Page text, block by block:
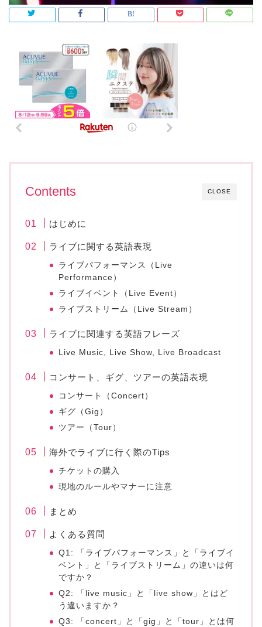
CLOSE
Contents
はじめに
ライブに関する英語表現
ライブパフォーマンス（Live
Performance）
ライブイベント（Live Event）
ライブストリーム（Live Stream）
ライブに関連する英語フレーズ
Live Music, Live Show, Live Broadcast
コンサート、ギグ、ツアーの英語表現
コンサート（Concert）
ギグ（Gig）
ツアー（Tour）
海外でライブに行く際のTips
チケットの購入
現地のルールやマナーに注意
まとめ
よくある質問
Q1: 「ライブパフォーマンス」と「ライブイ
ベント」と「ライブストリーム」の違いは何
ですか？
Q2: 「live music」と「live show」とはど
う違いますか？
Q3: 「concert」と「gig」と「tour」とは何